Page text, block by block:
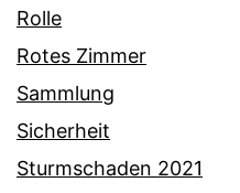
Rolle
Rotes Zimmer
Sammlung
Sicherheit
Sturmschaden 2021